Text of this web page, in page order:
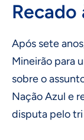
Após sete
Mineirão para
sobre o
Nação Azul e
disputa pelo